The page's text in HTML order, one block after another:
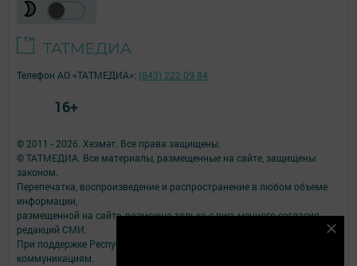
© 2011 - 2026. Хезмәт. Все права защищены.
© ТАТМЕДИА. Все материалы, размещенные на сайте, защищены
законом.
Перепечатка, воспроизведение и распространение в любом объеме
информации,
размещенной на сайте, возможна только с письменного согласия
редакций СМИ.
При поддержке Республиканского агентства по печати и массовым
коммуникациям.
Телефон АО «ТАТМЕДИА»: (843) 222 09 84
16+